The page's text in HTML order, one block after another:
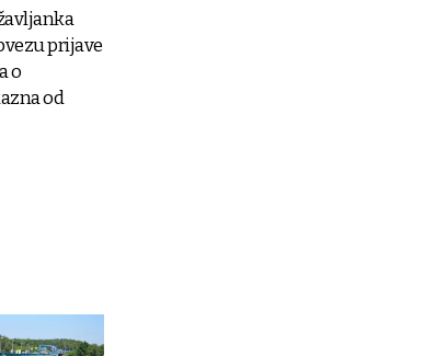
prijave
o
od